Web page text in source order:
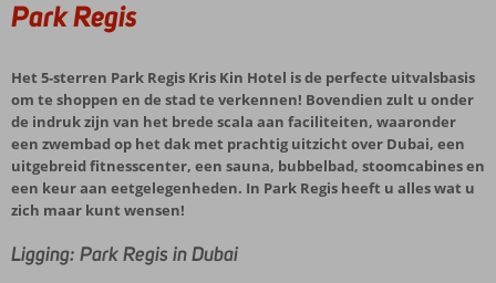
Park Regis
Het 5-sterren Park Regis Kris Kin Hotel is de perfecte uitvalsbasis
om te shoppen en de stad te verkennen! Bovendien zult u onder
de indruk zijn van het brede scala aan faciliteiten, waaronder
een zwembad op het dak met prachtig uitzicht over Dubai, een
uitgebreid fitnesscenter, een sauna, bubbelbad, stoomcabines en
een keur aan eetgelegenheden. In Park Regis heeft u alles wat u
zich maar kunt wensen!
Ligging: Park Regis in Dubai